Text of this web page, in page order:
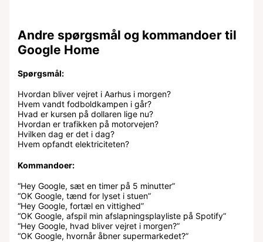
Andre spørgsmål og kommandoer til
Google Home
Spørgsmål:
Hvordan bliver vejret i Aarhus i morgen?
Hvem vandt fodboldkampen i går?
Hvad er kursen på dollaren lige nu?
Hvordan er trafikken på motorvejen?
Hvilken dag er det i dag?
Hvem opfandt elektriciteten?
Kommandoer:
“Hey Google, sæt en timer på 5 minutter”
“OK Google, tænd for lyset i stuen”
“Hey Google, fortæl en vittighed”
“OK Google, afspil min afslapningsplayliste på Spotify”
“Hey Google, hvad bliver vejret i morgen?”
“OK Google, hvornår åbner supermarkedet?”